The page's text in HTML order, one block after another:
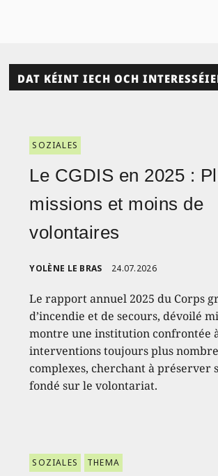
DAT KÉINT IECH OCH
SOZIALES
Le CGDIS en 2025 :
missions et moins de
volontaires
YOLÈNE LE BRAS 24.07.2026
Le rapport annuel 2025 du Corps
d’incendie et de secours, dévoilé
montre une institution confrontée
interventions toujours plus
complexes, cherchant à préserver
fondé sur le volontariat.
SOZIALES THEMA